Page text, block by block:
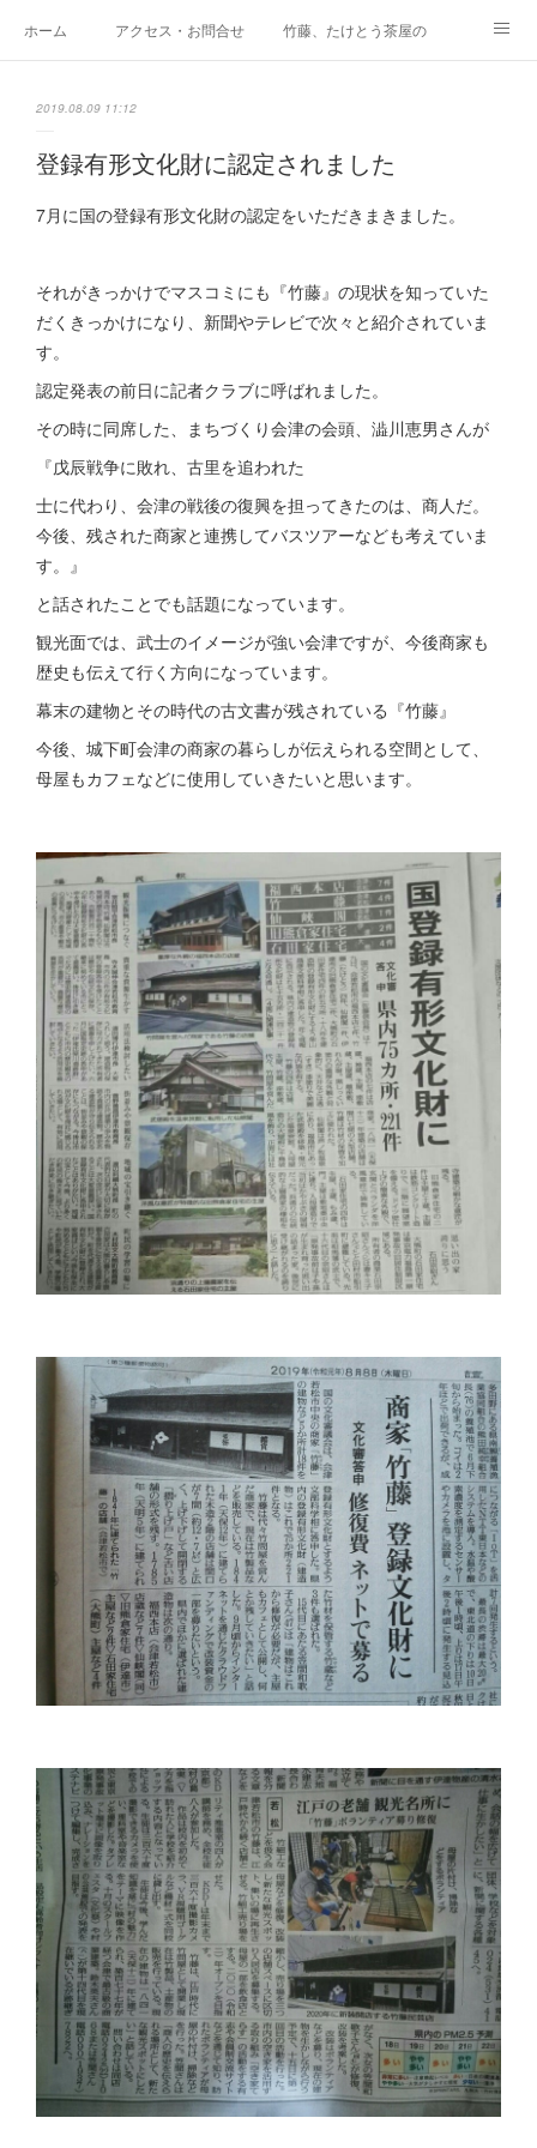
ホーム アクセス・お問合せ 竹藤、たけとう茶屋の紹介
テイクアウトメニュー メニュー価格表 Space たけとらたん
竹藤Twitter 竹藤アメブロ
2019.08.09 11:12
登録有形文化財に認定されました
7月に国の登録有形文化財の認定をいただきまきました。
それがきっかけでマスコミにも『竹藤』の現状を知っていた
だくきっかけになり、新聞やテレビで次々と紹介されていま
す。
認定発表の前日に記者クラブに呼ばれました。
その時に同席した、まちづくり会津の会頭、澁川恵男さんが
『戊辰戦争に敗れ、古里を追われた
士に代わり、会津の戦後の復興を担ってきたのは、商人だ。
今後、残された商家と連携してバスツアーなども考えていま
す。』
と話されたことでも話題になっています。
観光面では、武士のイメージが強い会津ですが、今後商家も
歴史も伝えて行く方向になっています。
幕末の建物とその時代の古文書が残されている『竹藤』
今後、城下町会津の商家の暮らしが伝えられる空間として、
母屋もカフェなどに使用していきたいと思います。